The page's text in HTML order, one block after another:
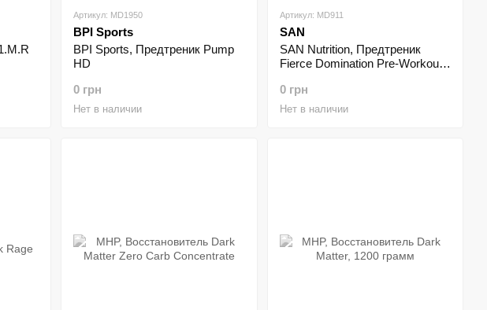
Артикул: MD1950
BPI Sports
BPI Sports, Предтреник Pump
HD
0 грн
Нет в наличии
Артикул: MD911
SAN
SAN Nutrition, Предтреник
Fierce Domination Pre-Workout
0 грн
Нет в наличии